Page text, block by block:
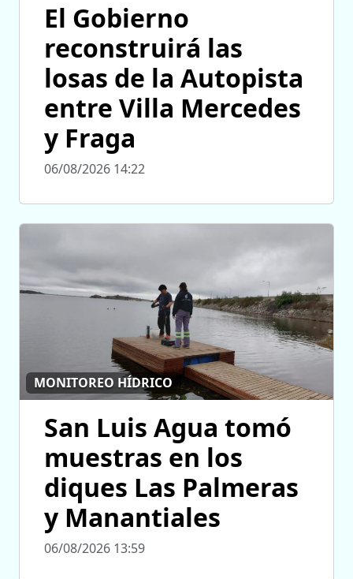
El Gobierno
reconstruirá las
losas de la Autopista
entre Villa Mercedes
y Fraga
06/08/2026 14:22
MONITOREO HÍDRICO
San Luis Agua tomó
muestras en los
diques Las Palmeras
y Manantiales
06/08/2026 13:59